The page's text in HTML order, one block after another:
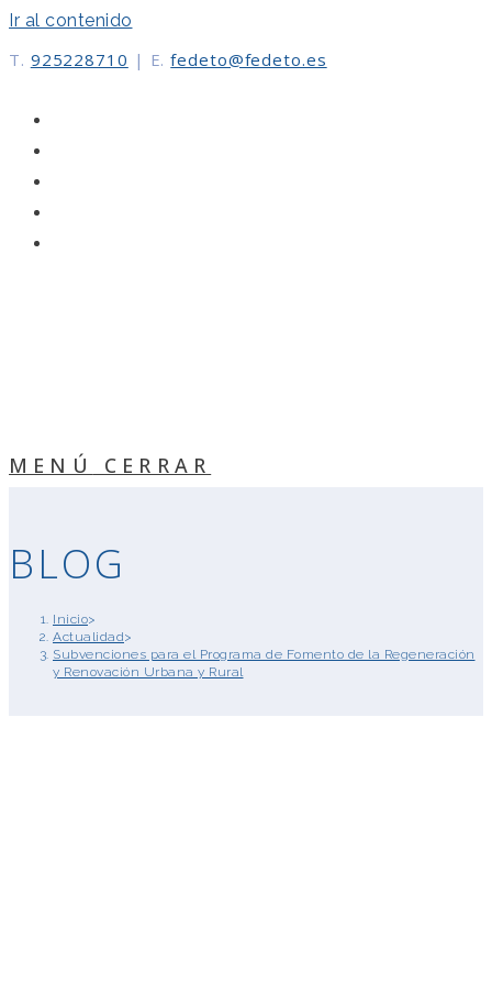
Ir al contenido
T. 925228710 | E. fedeto@fedeto.es
MENÚ CERRAR
BLOG
Inicio>
Actualidad>
Subvenciones para el Programa de Fomento de la Regeneración
y Renovación Urbana y Rural